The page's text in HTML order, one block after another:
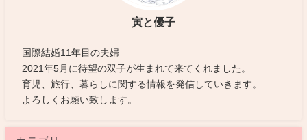
寅と優子
国際結婚11年目の夫婦
2021年5月に待望の双子が生まれて来てくれました。
育児、旅行、暮らしに関する情報を発信していきます。
よろしくお願い致します。